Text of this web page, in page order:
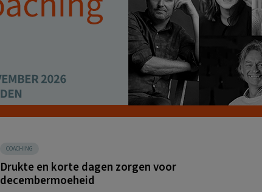
COACHING
Drukte en korte dagen zorgen voor
decembermoeheid